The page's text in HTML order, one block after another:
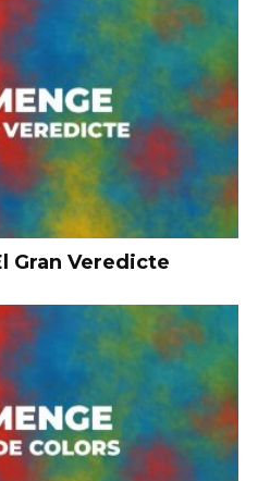
Gran Veredicte